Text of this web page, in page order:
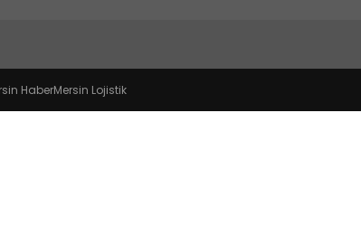
HaberMersin Lojistik